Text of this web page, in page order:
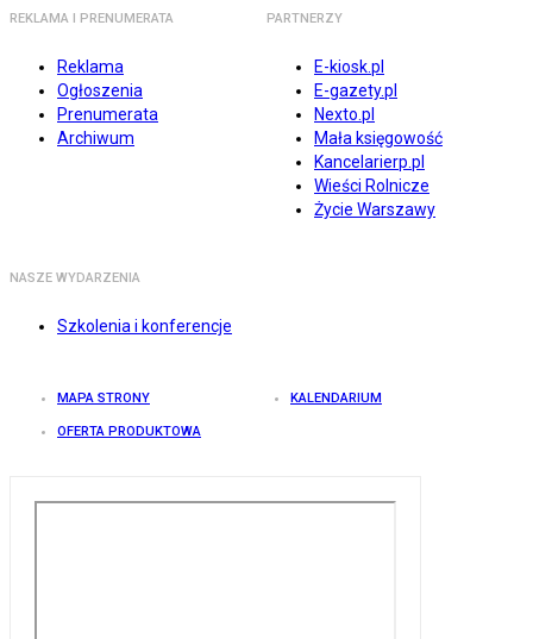
REKLAMA I PRENUMERATA
Reklama
Ogłoszenia
Prenumerata
Archiwum
PARTNERZY
E-kiosk.pl
E-gazety.pl
Nexto.pl
Mała księgowość
Kancelarierp.pl
Wieści Rolnicze
Życie Warszawy
NASZE WYDARZENIA
Szkolenia i konferencje
MAPA STRONY KALENDARIUM
OFERTA PRODUKTOWA